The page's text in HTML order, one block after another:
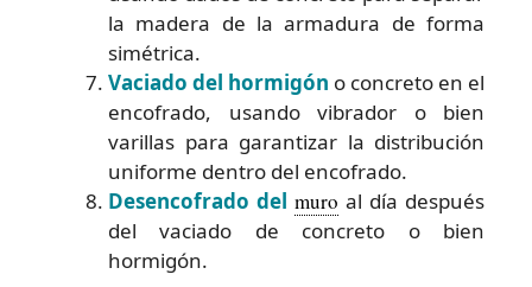
la madera de la armadura de forma
simétrica.
Vaciado del hormigón o concreto en el
encofrado, usando vibrador o bien
varillas para garantizar la distribución
uniforme dentro del encofrado.
Desencofrado del muro al día después
del vaciado de concreto o bien
hormigón.